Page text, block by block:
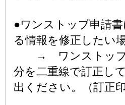
●ワンストップ申請
る情報を修正したい
→ ワンストップ
分を二重線で訂正し
出ください。（訂正